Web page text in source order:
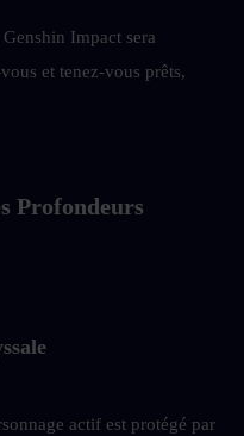
Impact sera
et tenez-vous prêts,
Profondeurs
actif est protégé par